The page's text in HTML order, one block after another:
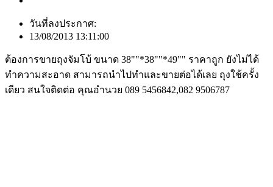
วันที่ลงประกาศ:
13/08/2013 13:11:00
ต้องการขายถุงจัมโบ้ ขนาด 38""*38""*49"" ราคาถูก ยังไม่ได้
ทำความสะอาด สามารถนำไปทำและขายต่อได้เลย ถุงใช้ครั้ง
เดียว สนใจติดต่อ คุณอำนวย 089 5456842,082 9506787